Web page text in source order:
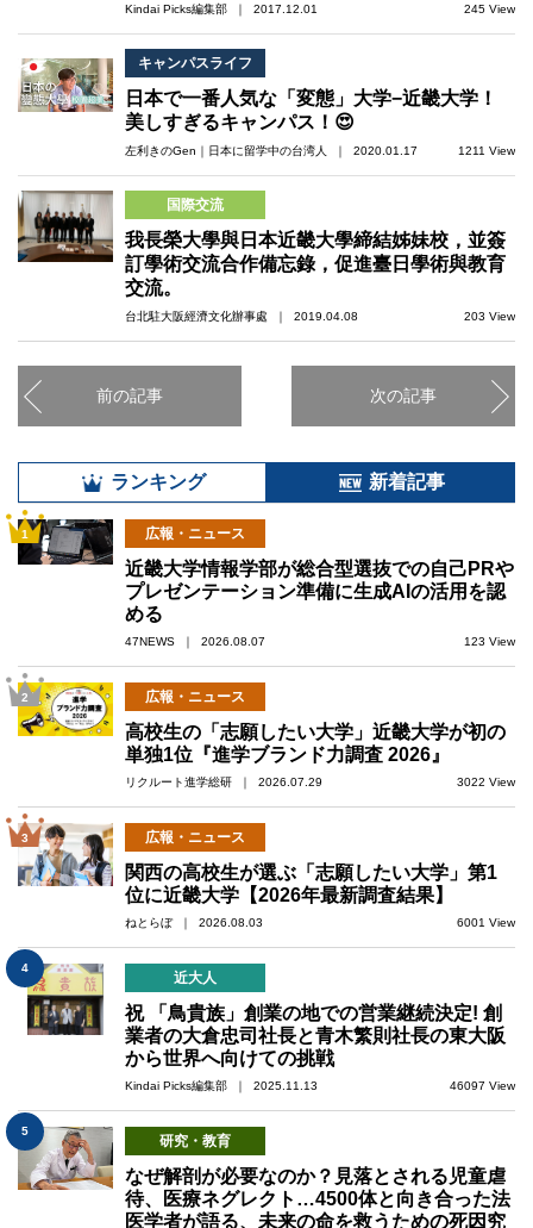
Kindai Picks編集部 ｜ 2017.12.01 245 View
キャンパスライフ
日本で一番人気な「変態」大学−近畿大学！
美しすぎるキャンパス！😍
左利きのGen｜日本に留学中の台湾人 ｜ 2020.01.17 1211 View
国際交流
我長榮大學與日本近畿大學締結姊妹校，並簽
訂學術交流合作備忘錄，促進臺日學術與教育
交流。
台北駐大阪經濟文化辦事處 ｜ 2019.04.08 203 View
前の記事 次の記事
ランキング 新着記事
1 広報・ニュース
近畿大学情報学部が総合型選抜での自己PRや
プレゼンテーション準備に生成AIの活用を認
める
47NEWS ｜ 2026.08.07 123 View
2 広報・ニュース
高校生の「志願したい大学」近畿大学が初の
単独1位『進学ブランド力調査 2026』
リクルート進学総研 ｜ 2026.07.29 3022 View
3 広報・ニュース
関西の高校生が選ぶ「志願したい大学」第1
位に近畿大学【2026年最新調査結果】
ねとらぼ ｜ 2026.08.03 6001 View
4
近大人
祝 「鳥貴族」創業の地での営業継続決定! 創
業者の大倉忠司社長と青木繁則社長の東大阪
から世界へ向けての挑戦
Kindai Picks編集部 ｜ 2025.11.13 46097 View
5
研究・教育
なぜ解剖が必要なのか？見落とされる児童虐
待、医療ネグレクト…4500体と向き合った法
医学者が語る、未来の命を救うための死因究